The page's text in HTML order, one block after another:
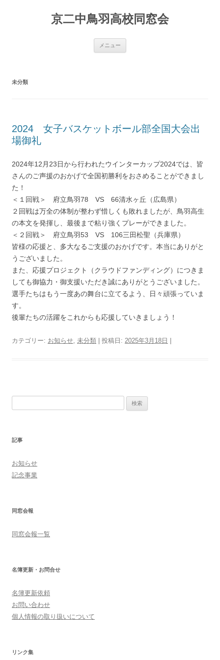
京二中鳥羽高校同窓会
メニュー
未分類
2024 女子バスケットボール部全国大会出
場御礼
2024年12月23日から行われたウインターカップ2024では、皆
さんのご声援のおかげで全国初勝利をおさめることができまし
た！
＜１回戦＞ 府立鳥羽78 VS 66清水ヶ丘（広島県）
２回戦は万全の体制が整わず惜しくも敗れましたが、鳥羽高生
の本文を発揮し、最後まで粘り強くプレーができました。
＜２回戦＞ 府立鳥羽53 VS 106三田松聖（兵庫県）
皆様の応援と、多大なるご支援のおかげです。本当にありがと
うございました。
また、応援プロジェクト（クラウドファンディング）につきま
しても御協力・御支援いただき誠にありがとうございました。
選手たちはもう一度あの舞台に立てるよう、日々頑張っていま
す。
後輩たちの活躍をこれからも応援していきましょう！
カテゴリー: お知らせ, 未分類 | 投稿日: 2025年3月18日
記事
お知らせ
記念事業
同窓会報
同窓会報一覧
名簿更新・お問合せ
名簿更新依頼
お問い合わせ
個人情報の取り扱いについて
リンク集